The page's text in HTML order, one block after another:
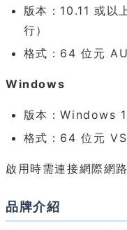
版本：10.11 或
行）
格式：64 位元
Windows
版本：Windows
格式：64 位元
啟用時需連接網際網路
品牌介紹